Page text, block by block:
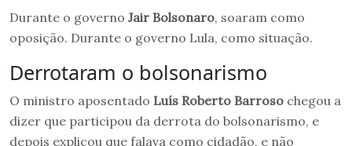
Durante o governo Jair Bolsonaro, soaram como
oposição. Durante o governo Lula, como situação.
Derrotaram o bolsonarismo
O ministro aposentado Luís Roberto Barroso chegou a
dizer que participou da derrota do bolsonarismo, e
depois explicou que falava como cidadão, e não